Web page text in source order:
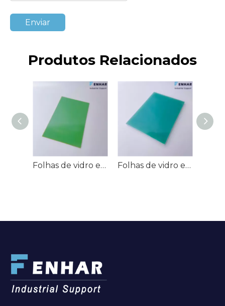
Enviar
Produtos Relacionados
Folhas de vidro epóxi G-11/EPGC203/HGW2372.4 Folhas de vidro epóxi G-10/EPGC201/HGW2372